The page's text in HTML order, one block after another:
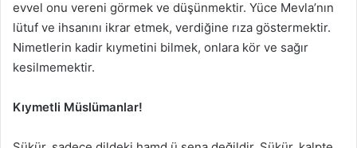
evvel onu vereni görmek ve düşünmektir. Yüce Mevla’nın
lütuf ve ihsanını ikrar etmek, verdiğine rıza göstermektir.
Nimetlerin kadir kıymetini bilmek, onlara kör ve sağır
kesilmemektir.
Kıymetli Müslümanlar!